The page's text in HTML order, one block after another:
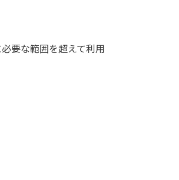
要な範囲を超えて利用